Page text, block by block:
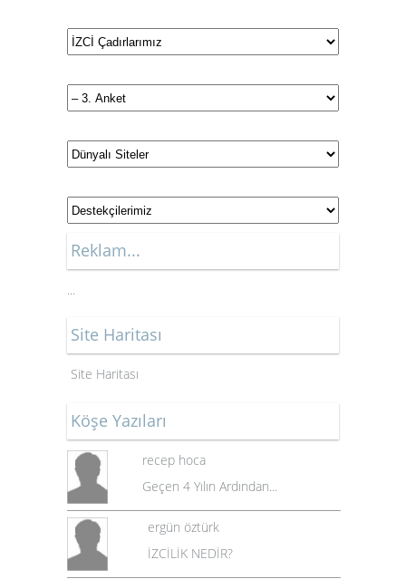
Reklam...
...
Site Haritası
Site Haritası
Köşe Yazıları
recep hoca
Geçen 4 Yılın Ardından...
ergün öztürk
İZCİLİK NEDİR?